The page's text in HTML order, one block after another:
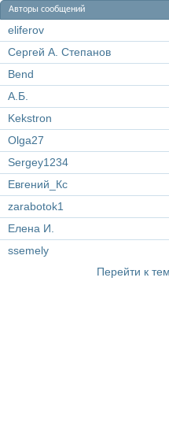
Авторы сообщений
eliferov
Сергей А. Степанов
Bend
А.Б.
Kekstron
Olga27
Sergey1234
Евгений_Кс
zarabotok1
Елена И.
ssemely
Перейти к